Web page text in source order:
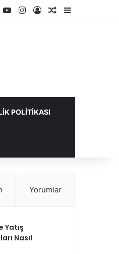
YouTubeInstagram
Kayıt OlRastgele Makale
Kenar
POLITIKASI
Yorumlar
Yatış
Nasıl